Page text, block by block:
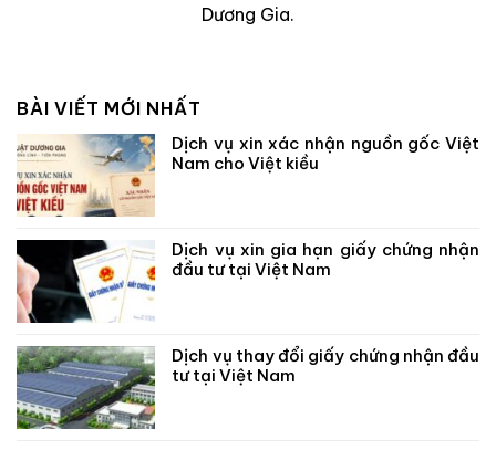
Dương Gia.
BÀI VIẾT MỚI NHẤT
Dịch vụ xin xác nhận nguồn gốc Việt
Nam cho Việt kiều
Dịch vụ xin gia hạn giấy chứng nhận
đầu tư tại Việt Nam
Dịch vụ thay đổi giấy chứng nhận đầu
tư tại Việt Nam